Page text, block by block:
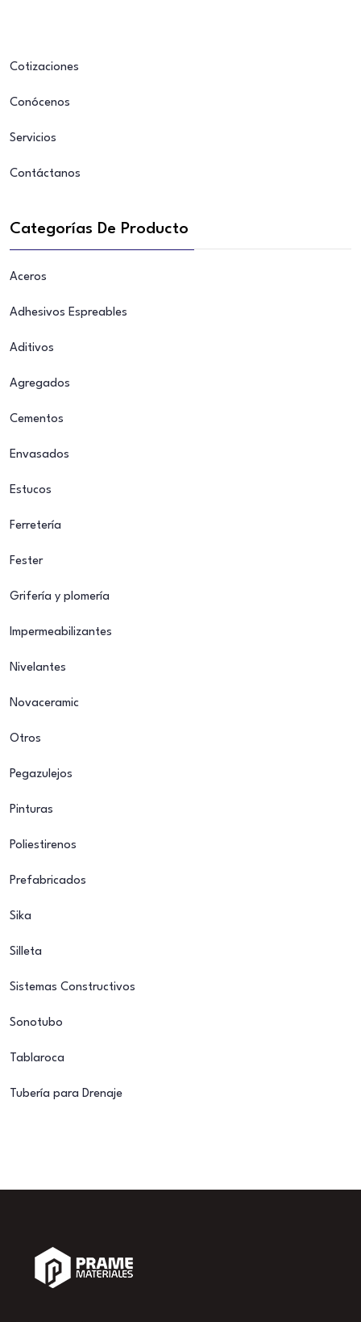
Cotizaciones
Conócenos
Servicios
Contáctanos
Categorías De Producto
Aceros
Adhesivos Espreables
Aditivos
Agregados
Cementos
Envasados
Estucos
Ferretería
Fester
Grifería y plomería
Impermeabilizantes
Nivelantes
Novaceramic
Otros
Pegazulejos
Pinturas
Poliestirenos
Prefabricados
Sika
Silleta
Sistemas Constructivos
Sonotubo
Tablaroca
Tubería para Drenaje